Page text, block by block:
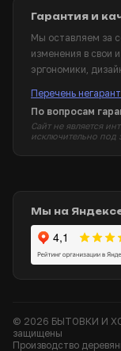
Гарантия и
Мы оставляем за
изменения в свои
эргономики,
Перечень
По вопросам
Сайт не является
исключительно под
Мы на
© 2026 БЫТОВКИ И
защищены
Производство